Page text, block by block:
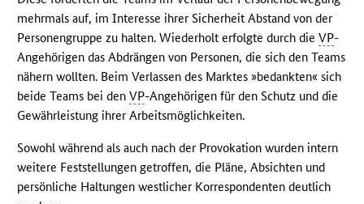
mehrmals auf, im Interesse ihrer Sicherheit Abstand von der
Personengruppe zu halten. Wiederholt erfolgte durch dieVP-
Angehörigen das Abdrängen von Personen, die sich den Teams
nähern wollten. Beim Verlassen des Marktes »bedankten« sich
beide Teams bei denVP-Angehörigen für den Schutz und die
Gewährleistung ihrer Arbeitsmöglichkeiten.
Sowohl während als auch nach der Provokation wurden intern
weitere Feststellungen getroffen, die Pläne, Absichten und
persönliche Haltungen westlicher Korrespondenten deutlich